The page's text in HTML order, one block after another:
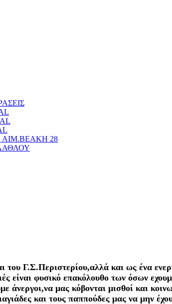
28
του Γ.Σ.Περιστερίου,αλλά και ως ένα
είναι φυσικό επακόλουθο των όσων
άνεργοι,να μας κόβονται μισθοί και
και τους παππούδες μας να μην